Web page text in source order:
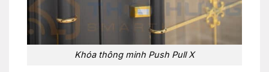
Khóa thông minh Push Pull X